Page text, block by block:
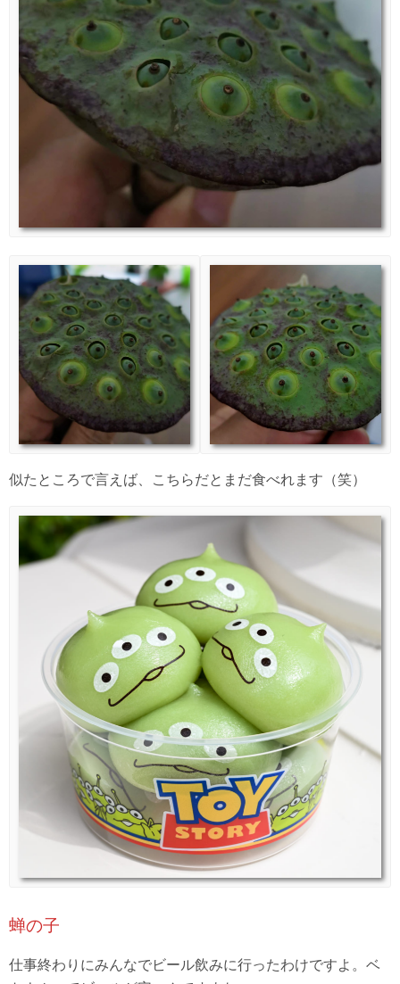
似たところで言えば、こちらだとまだ食べれます（笑）
蝉の子
仕事終わりにみんなでビール飲みに行ったわけですよ。ベ